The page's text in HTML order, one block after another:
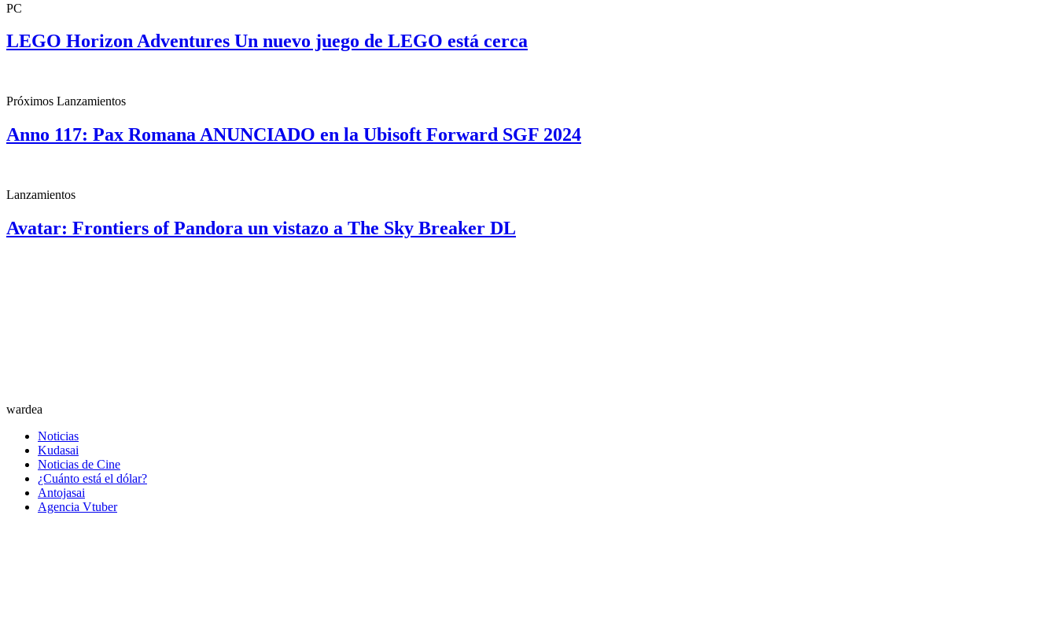
PC
LEGO Horizon Adventures Un nuevo juego de LEGO está cerca
Próximos Lanzamientos
Anno 117: Pax Romana ANUNCIADO en la Ubisoft Forward SGF 2024
Lanzamientos
Avatar: Frontiers of Pandora un vistazo a The Sky Breaker DL
wardea
Noticias
Kudasai
Noticias de Cine
¿Cuánto está el dólar?
Antojasai
Agencia Vtuber